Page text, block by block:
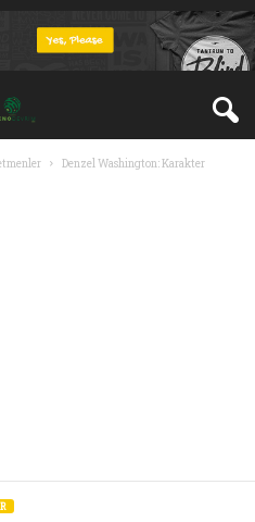
Denzel Washington: Karakter